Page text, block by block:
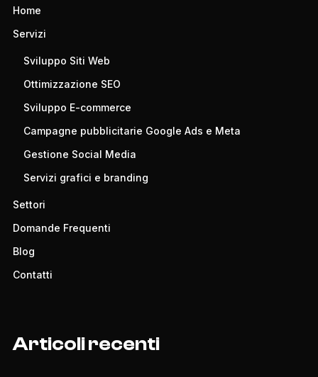
Home
Servizi
Sviluppo Siti Web
Ottimizzazione SEO
Sviluppo E-commerce
Campagne pubblicitarie Google Ads e Meta
Gestione Social Media
Servizi grafici e branding
Settori
Domande Frequenti
Blog
Contatti
Articoli recenti